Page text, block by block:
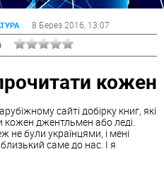
8 Берез 2016 , 13:07
кожен
сайті добірку книг, які
джентльмен або леді.
не були українцями, і мені
саме до нас. І я